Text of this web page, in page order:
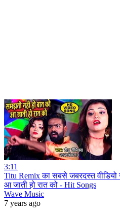
3:11
Titu Remix का सबसे जबरदस्त वीडियो
आ जाती हो रात को - Hit Songs
Wave Music
7 years ago